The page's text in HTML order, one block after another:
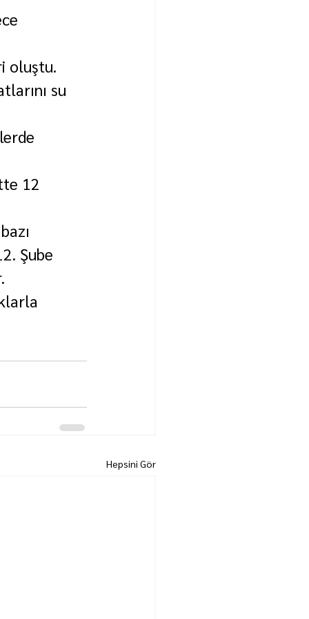
oluştu.
su
12
Şube
Hepsini Gör